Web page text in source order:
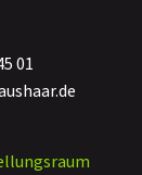
01